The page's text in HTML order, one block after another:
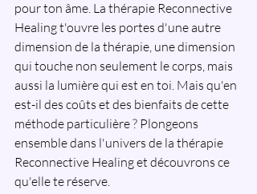
pour ton âme. La thérapie Reconnective
Healing t'ouvre les portes d'une autre
dimension de la thérapie, une dimension
qui touche non seulement le corps, mais
aussi la lumière qui est en toi. Mais qu'en
est-il des coûts et des bienfaits de cette
méthode particulière ? Plongeons
ensemble dans l'univers de la thérapie
Reconnective Healing et découvrons ce
qu'elle te réserve.